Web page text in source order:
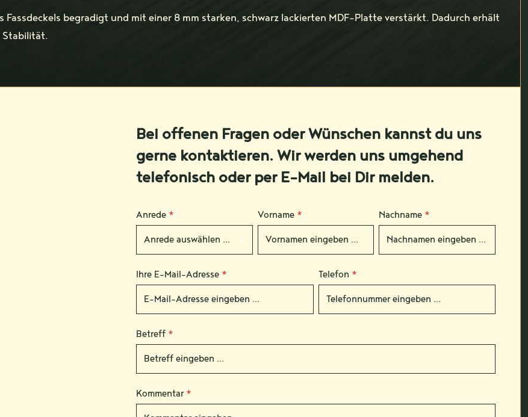
Fassdeckels begradigt und mit einer 8 mm starken, schwarz lackierten MDF-Platte verstärkt. Dadurch erhält
Stabilität.
Bei offenen Fragen oder Wünschen kannst du uns
gerne kontaktieren. Wir werden uns umgehend
telefonisch oder per E-Mail bei Dir melden.
Anrede * Vorname * Nachname *
Ihre E-Mail-Adresse * Telefon *
Betreff *
Kommentar *